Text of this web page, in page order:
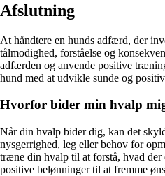
Afslutning
At håndtere en hunds adfærd, der
tålmodighed, forståelse og
adfærden og anvende positive
hund med at udvikle sunde og
Hvorfor bider min hvalp
Når din hvalp bider dig, kan det
nysgerrighed, leg eller behov for
træne din hvalp til at forstå, hvad
positive belønninger til at fremme